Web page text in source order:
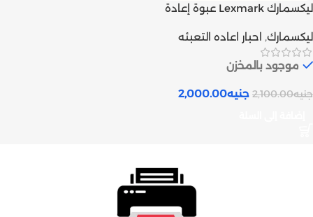
ليكسمارك Lexmark عبوة إعادة
Inks tank
ليكسمارك, احبار اعاده التعبئه
موجود بالمخزن
جنيه2,100.00 جنيه2,000.00